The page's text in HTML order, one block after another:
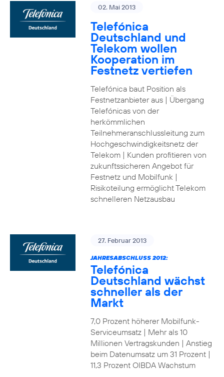
02. Mai 2013
Telefónica
Deutschland und
Telekom wollen
Kooperation im
Festnetz vertiefen
Telefónica baut Position als
Festnetzanbieter aus | Übergang
Telefónicas von der
herkömmlichen
Teilnehmeranschlussleitung zum
Hochgeschwindigkeitsnetz der
Telekom | Kunden profitieren von
zukunftssicheren Angebot für
Festnetz und Mobilfunk |
Risikoteilung ermöglicht Telekom
schnelleren Netzausbau
27. Februar 2013
JAHRESABSCHLUSS 2012:
Telefónica
Deutschland wächst
schneller als der
Markt
7,0 Prozent höherer Mobilfunk-
Serviceumsatz | Mehr als 10
Millionen Vertragskunden | Anstieg
beim Datenumsatz um 31 Prozent |
11,3 Prozent OIBDA Wachstum